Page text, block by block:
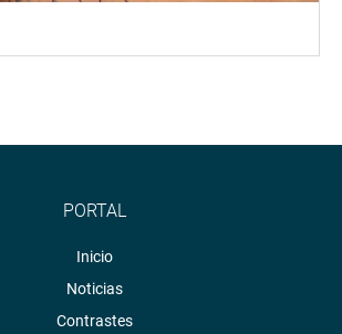
PORTAL
Inicio
Noticias
Contrastes